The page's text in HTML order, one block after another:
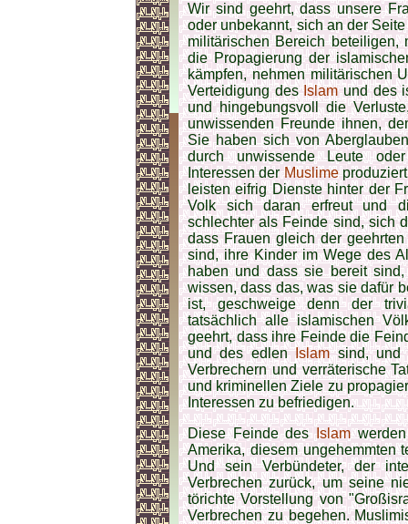
Wir sind geehrt, dass unsere
oder unbekannt, sich an der
militärischen Bereich beteiligen,
die Propagierung der
kämpfen, nehmen militärischen
Verteidigung desIslamund des
und hingebungsvoll die
unwissenden Freunde ihnen,
Sie haben sich von
durch unwissende Leute
Interessen derMuslime
leisten eifrig Dienste hinter der
Volk sich daran erfreut und
schlechter als Feinde sind, sich
dass Frauen gleich der
sind, ihre Kinder im Wege des
haben und dass sie bereit
wissen, dass das, was sie dafür
ist, geschweige denn der
tatsächlich alle islamischen
geehrt, dass ihre Feinde die
und des edlenIslamsind, und
Verbrechern und verräterische
und kriminellen Ziele zu
Interessen zu befriedigen.
Diese Feinde desIslamwerden
Amerika, diesem ungehemmten
Und sein Verbündeter, der
Verbrechen zurück, um seine
törichte Vorstellung von
Verbrechen zu begehen.